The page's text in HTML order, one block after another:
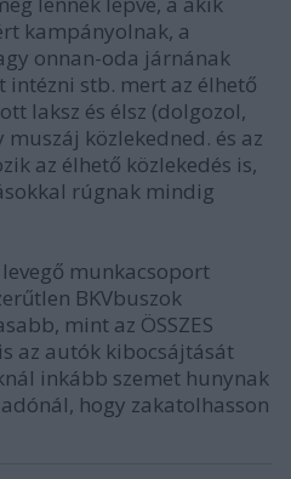
kampányolnak, a
onnan-oda járnának
stb. mert az élhető
laksz és élsz (dolgozol,
közlekedned. és az
az élhető közlekedés is,
rúgnak mindig
munkacsoport
BKVbuszok
mint az ÖSSZES
az autók kibocsájtását
inkább szemet hunynak
hogy zakatolhasson